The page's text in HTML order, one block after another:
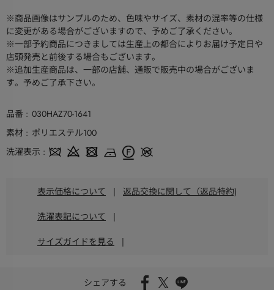
※商品画像はサンプルのため、色味やサイズ、素材の混率等の仕様
に変更がある場合がございますので、予めご了承ください。
※一部予約商品につきましては生産上の都合によりお届け予定日や
店頭発売と前後する場合もございます。
※追加生産商品は、一部の店舗、通販で販売中の場合がございま
す。予めご了承下さい。
品番
030HAZ70-1641
素材
ポリエステル100
洗濯表示
表示価格について | 返品交換に関して（返品特約)
洗濯表記について |
サイズガイドを見る |
シェアする